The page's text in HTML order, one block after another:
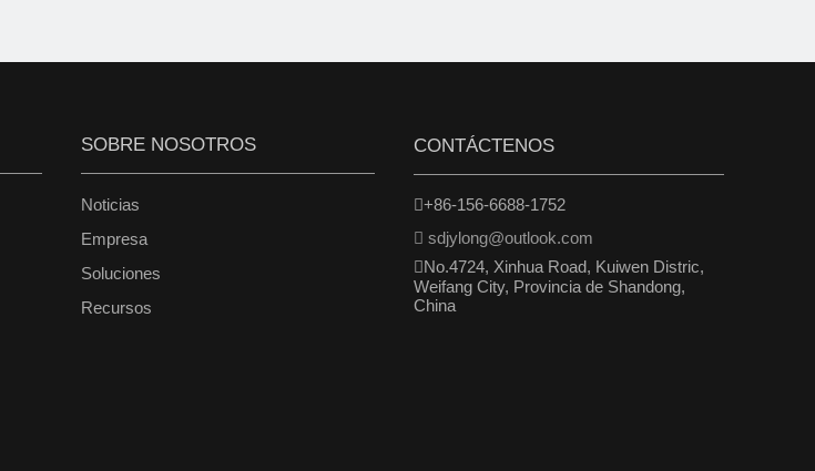
SOBRE NOSOTROS
Noticias
Empresa
Soluciones
Recursos
CONTÁCTENOS
+86-156-6688-1752
 sdjylong@outlook.com
No.4724, Xinhua Road, Kuiwen Distric,
Weifang City, Provincia de Shandong,
China